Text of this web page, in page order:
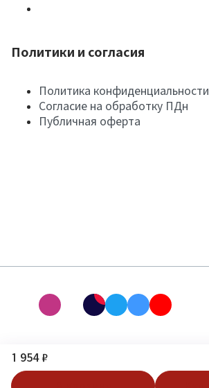
1 954 ₽
Политики и согласия
Политика конфиденциальности
Согласие на обработку ПДн
Публичная оферта